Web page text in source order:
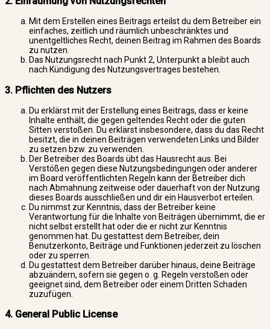
Mit dem Erstellen eines Beitrags erteilst du dem Betreiber ein
einfaches, zeitlich und räumlich unbeschränktes und
unentgeltliches Recht, deinen Beitrag im Rahmen des Boards
zu nutzen.
Das Nutzungsrecht nach Punkt 2, Unterpunkt a bleibt auch
nach Kündigung des Nutzungsvertrages bestehen.
3. Pflichten des Nutzers
Du erklärst mit der Erstellung eines Beitrags, dass er keine
Inhalte enthält, die gegen geltendes Recht oder die guten
Sitten verstoßen. Du erklärst insbesondere, dass du das Recht
besitzt, die in deinen Beiträgen verwendeten Links und Bilder
zu setzen bzw. zu verwenden.
Der Betreiber des Boards übt das Hausrecht aus. Bei
Verstößen gegen diese Nutzungsbedingungen oder anderer
im Board veröffentlichten Regeln kann der Betreiber dich
nach Abmahnung zeitweise oder dauerhaft von der Nutzung
dieses Boards ausschließen und dir ein Hausverbot erteilen.
Du nimmst zur Kenntnis, dass der Betreiber keine
Verantwortung für die Inhalte von Beiträgen übernimmt, die er
nicht selbst erstellt hat oder die er nicht zur Kenntnis
genommen hat. Du gestattest dem Betreiber, dein
Benutzerkonto, Beiträge und Funktionen jederzeit zu löschen
oder zu sperren.
Du gestattest dem Betreiber darüber hinaus, deine Beiträge
abzuändern, sofern sie gegen o. g. Regeln verstoßen oder
geeignet sind, dem Betreiber oder einem Dritten Schaden
zuzufügen.
4. General Public License